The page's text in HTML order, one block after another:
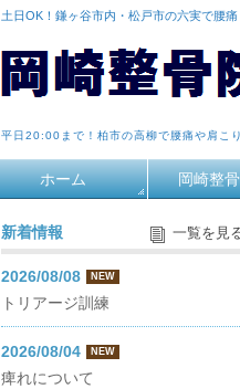
土日OK！鎌ヶ谷市内・松戸市の六実で腰
平日20:00まで！柏市の高柳で腰痛や肩こ
ホーム 岡崎整
新着情報 一覧を見
2026/08/08 NEW
トリアージ訓練
2026/08/04 NEW
痺れについて